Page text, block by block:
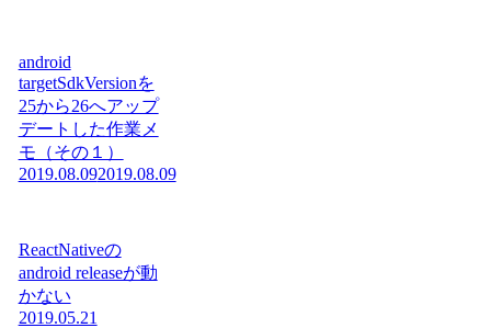
android
targetSdkVersionを
25から26へアップ
デートした作業メ
モ（その１）
2019.08.092019.08.09
ReactNativeの
android releaseが動
かない
2019.05.21